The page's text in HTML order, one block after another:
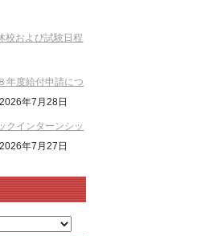
校および試験日程
年度給付申請につ
2026年7月28日
クインターンシッ
2026年7月27日